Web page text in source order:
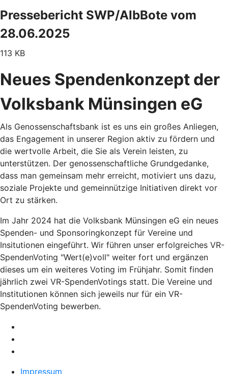
Pressebericht SWP/AlbBote vom
28.06.2025
113 KB
Neues Spendenkonzept der
Volksbank Münsingen eG
Als Genossenschaftsbank ist es uns ein großes Anliegen,
das Engagement in unserer Region aktiv zu fördern und
die wertvolle Arbeit, die Sie als Verein leisten, zu
unterstützen. Der genossenschaftliche Grundgedanke,
dass man gemeinsam mehr erreicht, motiviert uns dazu,
soziale Projekte und gemeinnützige Initiativen direkt vor
Ort zu stärken.
Im Jahr 2024 hat die Volksbank Münsingen eG ein neues
Spenden- und Sponsoringkonzept für Vereine und
Insitutionen eingeführt. Wir führen unser erfolgreiches VR-
SpendenVoting "Wert(e)voll" weiter fort und ergänzen
dieses um ein weiteres Voting im Frühjahr. Somit finden
jährlich zwei VR-SpendenVotings statt. Die Vereine und
Institutionen können sich jeweils nur für ein VR-
SpendenVoting bewerben.
Impressum